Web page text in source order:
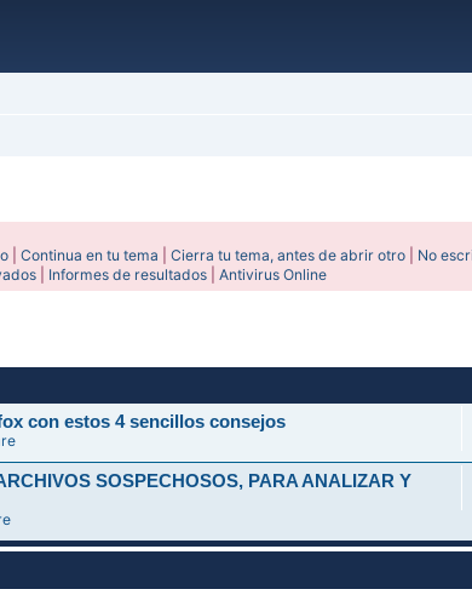
|Continua en tu tema |Cierra tu tema, antes de abrir otro
No
Informes de resultados |Antivirus Online
con estos 4 sencillos consejos
SOSPECHOSOS, PARA ANALIZAR Y